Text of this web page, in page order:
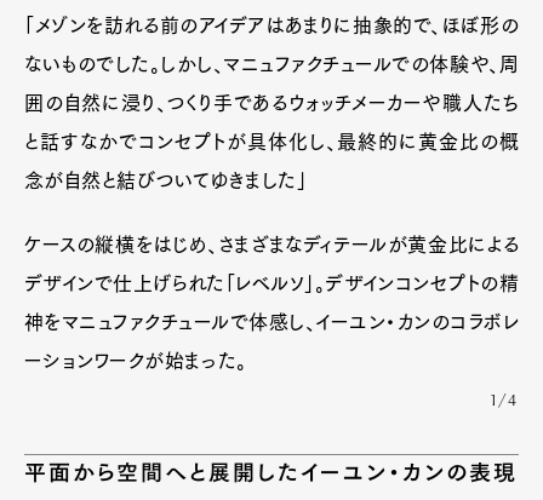
「メゾンを訪れる前のアイデアはあまりに抽象的で、ほぼ形の
ないものでした。しかし、マニュファクチュールでの体験や、周
囲の自然に浸り、つくり手であるウォッチメーカーや職人たち
と話すなかでコンセプトが具体化し、最終的に黄金比の概
念が自然と結びついてゆきました」
ケースの縦横をはじめ、さまざまなディテールが黄金比による
デザインで仕上げられた「レベルソ」。デザインコンセプトの精
神をマニュファクチュールで体感し、イーユン・カンのコラボレ
ーションワークが始まった。
1/4
平面から空間へと展開したイーユン・カンの表現